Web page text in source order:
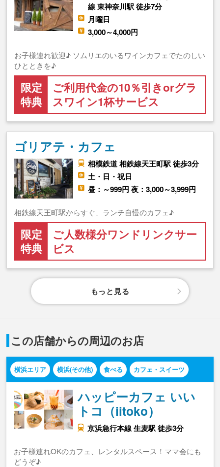
線 東神奈川駅 徒歩7分
月曜日
3,000～4,000円
お子様連れ歓迎♪ ソムリエのいるワインカフェでたのしい
ひとときを♪
限定
特典
ご利用代金の10％引きorグラ
スワイン1杯サービス
ゴリアテ・カフェ
相模鉄道 相鉄線天王町駅 徒歩3分
土・日・祝日
昼：～999円 夜：3,000～3,999円
相鉄線天王町駅からすぐ、ランチ自慢のカフェ♪
限定
特典
ご人数様分ワンドリンクサー
ビス
もっと見る
この店舗からの周辺のお店
横浜エリア 横浜(その他) 食べる カフェ・スイーツ
ハッピーカフェ いい
トコ（iitoko）
京浜急行本線 生麦駅 徒歩3分
お子様連れOKのカフェ、レンタルスペース！ママ会にも
どうぞ♪